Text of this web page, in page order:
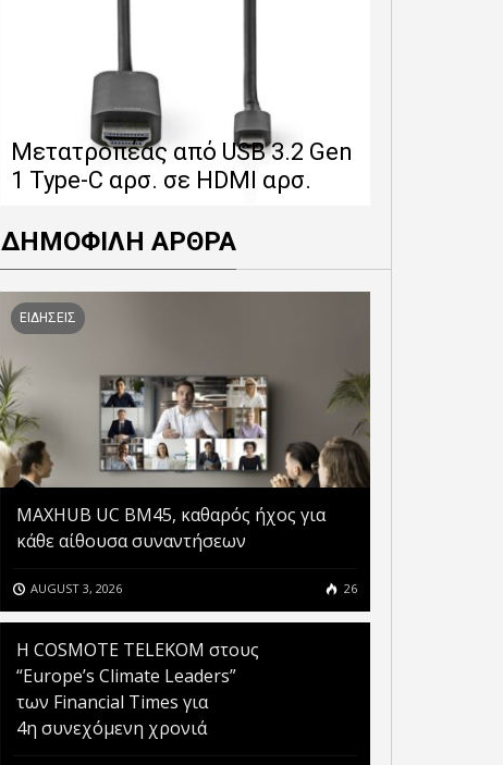
Μετατροπέας από USB 3.2 Gen
1 Type-C αρσ. σε HDMI αρσ.
ΔΗΜΟΦΙΛΗ ΑΡΘΡΑ
ΕΙΔΗΣΕΙΣ
MAXHUB UC BM45, καθαρός ήχος για
κάθε αίθουσα συναντήσεων
AUGUST 3, 2026 26
Η COSMOTE TELEKOM στους
“Europe’s Climate Leaders”
των Financial Times για
4η συνεχόμενη χρονιά